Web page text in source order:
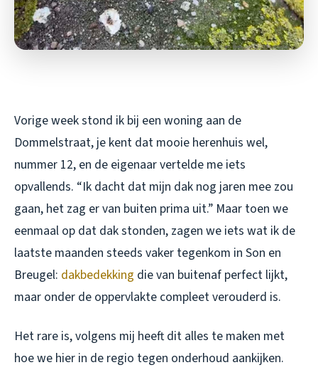
Vorige week stond ik bij een woning aan de
Dommelstraat, je kent dat mooie herenhuis wel,
nummer 12, en de eigenaar vertelde me iets
opvallends. “Ik dacht dat mijn dak nog jaren mee zou
gaan, het zag er van buiten prima uit.” Maar toen we
eenmaal op dat dak stonden, zagen we iets wat ik de
laatste maanden steeds vaker tegenkom in Son en
Breugel: dakbedekking die van buitenaf perfect lijkt,
maar onder de oppervlakte compleet verouderd is.
Het rare is, volgens mij heeft dit alles te maken met
hoe we hier in de regio tegen onderhoud aankijken.